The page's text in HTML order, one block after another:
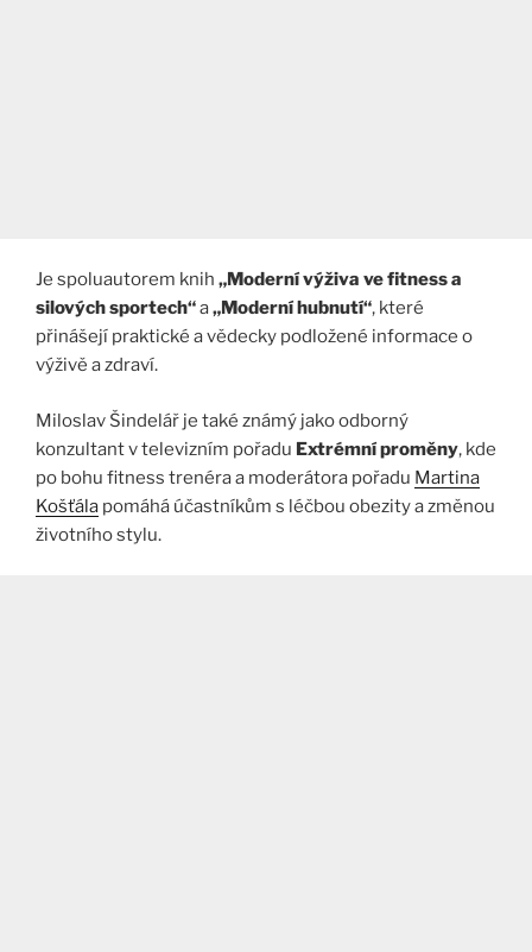
Je spoluautorem knih „Moderní výživa ve fitness a
silových sportech“a„Moderní hubnutí“, které
přinášejí praktické a vědecky podložené informace o
výživě a zdraví.
Miloslav Šindelář je také známý jako odborný
konzultant v televizním pořadu Extrémní proměny, kde
po bohu fitness trenéra a moderátora pořadu Martina
Košťála pomáhá účastníkům s léčbou obezity a změnou
životního stylu.